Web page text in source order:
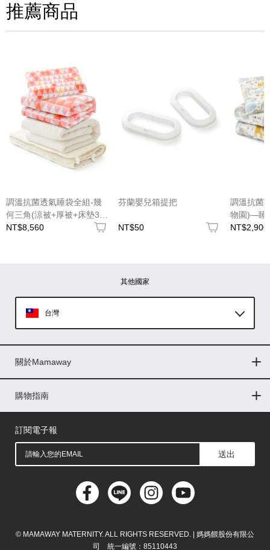
圖片上傳 圖片上傳
推薦商品
調溫抗菌透氣睡袋全組-幾
何三角(涼被+厚被+床墊3件
組)
NT$8,560
芬蘭嬰兒箱提把
NT$50
調溫抗菌
物園)—睡
NT$2,900
其他國家
台灣
印尼
菲律賓
馬來西亞
關於Mamaway
門市據點
最新消息
品牌故事
人力招募
媒體花絮
隱私權聲明
CSR企業社會責任
購物指南
購物常見問題
退換貨問題
儲值金使用條款
購買儲值金
發票問題
會員權益
線上留言
吸乳器-免費體驗
訂閱電子報
送出
© MAMAWAY MATERNITY. ALL RIGHTS RESERVED. | 媽媽餵股份有限公
司 統一編號：85110443